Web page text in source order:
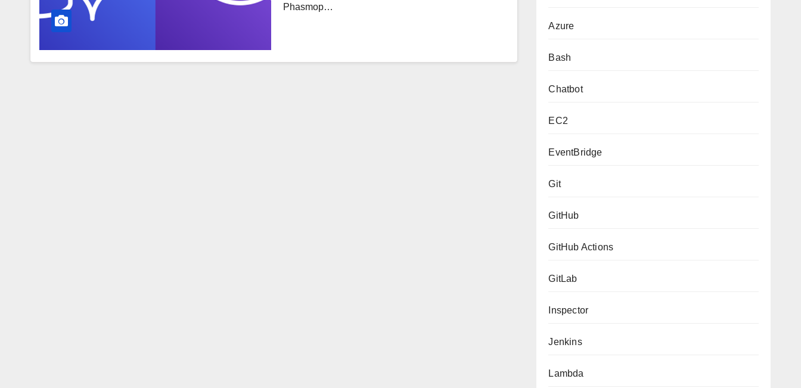
Phasmop…
Azure
Bash
Chatbot
EC2
EventBridge
Git
GitHub
GitHub Actions
GitLab
Inspector
Jenkins
Lambda